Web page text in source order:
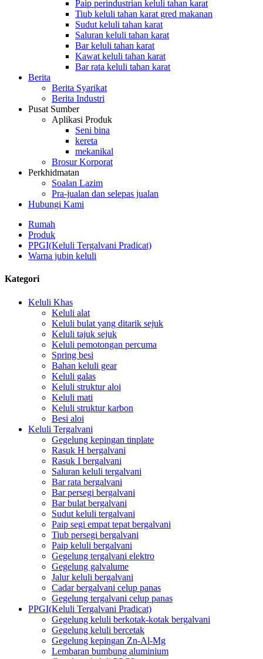
Paip perindustrian keluli tahan karat
Tiub keluli tahan karat gred makanan
Sudut keluli tahan karat
Saluran keluli tahan karat
Bar keluli tahan karat
Kawat keluli tahan karat
Bar rata keluli tahan karat
Berita
Berita Syarikat
Berita Industri
Pusat Sumber
Aplikasi Produk
Seni bina
kereta
mekanikal
Brosur Korporat
Perkhidmatan
Soalan Lazim
Pra-jualan dan selepas jualan
Hubungi Kami
Rumah
Produk
PPGI(Keluli Tergalvani Pradicat)
Warna jubin keluli
Kategori
Keluli Khas
Keluli alat
Keluli bulat yang ditarik sejuk
Keluli tajuk sejuk
Keluli pemotongan percuma
Spring besi
Bahan keluli gear
Keluli galas
Keluli struktur aloi
Keluli mati
Keluli struktur karbon
Besi aloi
Keluli Tergalvani
Gegelung kepingan tinplate
Rasuk H bergalvani
Rasuk I bergalvani
Saluran keluli tergalvani
Bar rata bergalvani
Bar persegi bergalvani
Bar bulat bergalvani
Sudut keluli tergalvani
Paip segi empat tepat bergalvani
Tiub persegi bergalvani
Paip keluli bergalvani
Gegelung tergalvani elektro
Gegelung galvalume
Jalur keluli bergalvani
Cadar bergalvani celup panas
Gegelung tergalvani celup panas
PPGI(Keluli Tergalvani Pradicat)
Gegelung keluli berkotak-kotak bergalvani
Gegelung keluli bercetak
Gegelung kepingan Zn-Al-Mg
Lembaran bumbung aluminium